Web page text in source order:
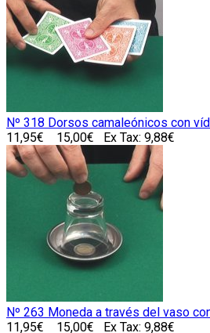
Nº 318 Dorsos camaleónicos con
11,95€
15,00€ Ex Tax: 9,88€
Nº 263 Moneda a través del vaso
11,95€
15,00€ Ex Tax: 9,88€